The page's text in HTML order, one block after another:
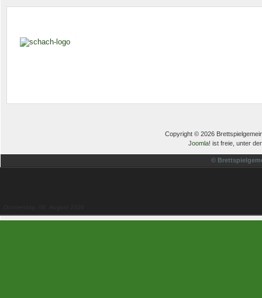
Copyright © 2026
Joomla! ist freie, unter
©